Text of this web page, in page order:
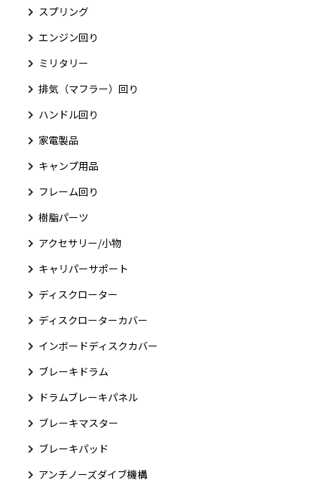
スプリング
エンジン回り
ミリタリー
排気（マフラー）回り
ハンドル回り
家電製品
キャンプ用品
フレーム回り
樹脂パーツ
アクセサリー/小物
キャリパーサポート
ディスクローター
ディスクローターカバー
インボードディスクカバー
ブレーキドラム
ドラムブレーキパネル
ブレーキマスター
ブレーキパッド
アンチノーズダイブ機構